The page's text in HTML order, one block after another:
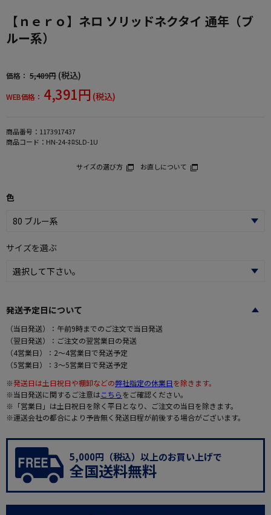
【ｎｅｒｏ】ネロ ソリッドネクタイ 通年（ブ
ルー系）
価格： 5,489円 (税込)
WEB価格： 4,391円 (税込)
商品番号： 1173917437
商品コード： HN-24-ﾈﾛSLD-1U
サイズの選び方 お直しについて
色
サイズを選ぶ
発送予定日について
（当日発送）：午前9時までのご注文で当日発送
（翌日発送）：ご注文の翌営業日の発送
（4営業日）：2～4営業日で発送予定
（5営業日）：3～5営業日で発送予定
※発送日は土日祝日や棚卸などの弊社指定の休業日を除きます。
※当日発送に関するご注意はこちらをご確認ください。
※「営業日」は土日祝日を除く平日となり、ご注文の当日を除きます。
※運送会社の都合により予告無く発送日程が前後する場合がございます。
5,000円（税込）以上のお買い上げで
全国送料無料